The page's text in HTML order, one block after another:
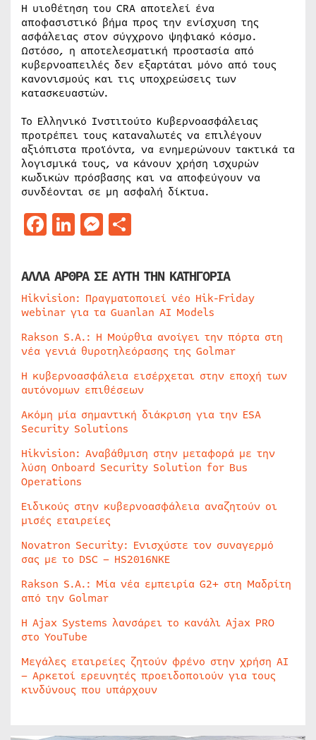
Η υιοθέτηση του CRA αποτελεί ένα
αποφασιστικό βήμα προς την ενίσχυση της
ασφάλειας στον σύγχρονο ψηφιακό κόσμο.
Ωστόσο, η αποτελεσματική προστασία από
κυβερνοαπειλές δεν εξαρτάται μόνο από τους
κανονισμούς και τις υποχρεώσεις των
κατασκευαστών.
Το Ελληνικό Ινστιτούτο Κυβερνοασφάλειας
προτρέπει τους καταναλωτές να επιλέγουν
αξιόπιστα προϊόντα, να ενημερώνουν τακτικά τα
λογισμικά τους, να κάνουν χρήση ισχυρών
κωδικών πρόσβασης και να αποφεύγουν να
συνδέονται σε μη ασφαλή δίκτυα.
Facebook
LinkedIn
Messenger
ΑΛΛΑ ΑΡΘΡΑ ΣΕ ΑΥΤΗ ΤΗΝ ΚΑΤΗΓΟΡΙΑ
Hikvision: Πραγματοποιεί νέο Hik-Friday
webinar για τα Guanlan AI Models
Rakson S.A.: Η Μούρθια ανοίγει την πόρτα στη
νέα γενιά θυροτηλεόρασης της Golmar
Η κυβερνοασφάλεια εισέρχεται στην εποχή των
αυτόνομων επιθέσεων
Ακόμη μία σημαντική διάκριση για την ESA
Security Solutions
Hikvision: Αναβάθμιση στην μεταφορά με την
λύση Onboard Security Solution for Bus
Operations
Ειδικούς στην κυβερνοασφάλεια αναζητούν οι
μισές εταιρείες
Novatron Security: Ενισχύστε τον συναγερμό
σας με το DSC – HS2016NKE
Rakson S.A.: Μία νέα εμπειρία G2+ στη Μαδρίτη
από την Golmar
Η Ajax Systems λανσάρει το κανάλι Ajax PRO
στο YouTube
Μεγάλες εταιρείες ζητούν φρένο στην χρήση AI
– Αρκετοί ερευνητές προειδοποιούν για τους
κινδύνους που υπάρχουν